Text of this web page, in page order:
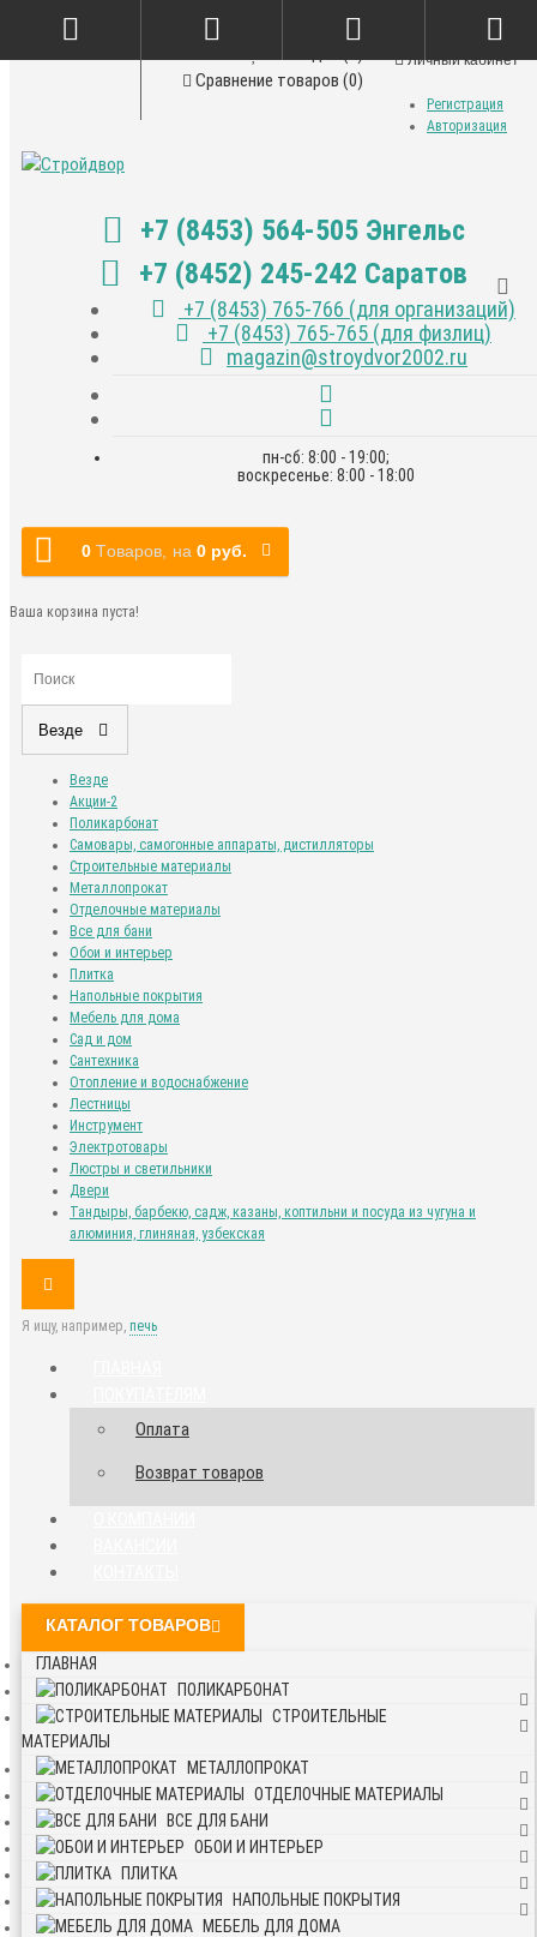
Личный кабинет
Регистрация
Авторизация
Сравнение товаров (0)
+7 (8453) 564-505 Энгельс
+7 (8452) 245-242 Саратов
+7 (8453) 765-766 (для организаций)
+7 (8453) 765-765 (для физлиц)
magazin@stroydvor2002.ru
пн-сб: 8:00 - 19:00;
воскресенье: 8:00 - 18:00
0 Tоваров, на 0 руб.
Ваша корзина пуста!
Везде
Везде
Акции-2
Поликарбонат
Самовары, самогонные аппараты, дистилляторы
Строительные материалы
Металлопрокат
Отделочные материалы
Все для бани
Обои и интерьер
Плитка
Напольные покрытия
Мебель для дома
Сад и дом
Сантехника
Отопление и водоснабжение
Лестницы
Инструмент
Электротовары
Люстры и светильники
Двери
Тандыры, барбекю, садж, казаны, коптильни и посуда из чугуна и
алюминия, глиняная, узбекская
Я ищу, например, печь
Оплата
Возврат товаров
КАТАЛОГ ТОВАРОВ
ГЛАВНАЯ
ПОЛИКАРБОНАТ
СТРОИТЕЛЬНЫЕ
МАТЕРИАЛЫ
МЕТАЛЛОПРОКАТ
ОТДЕЛОЧНЫЕ МАТЕРИАЛЫ
ВСЕ ДЛЯ БАНИ
ОБОИ И ИНТЕРЬЕР
ПЛИТКА
НАПОЛЬНЫЕ ПОКРЫТИЯ
МЕБЕЛЬ ДЛЯ ДОМА